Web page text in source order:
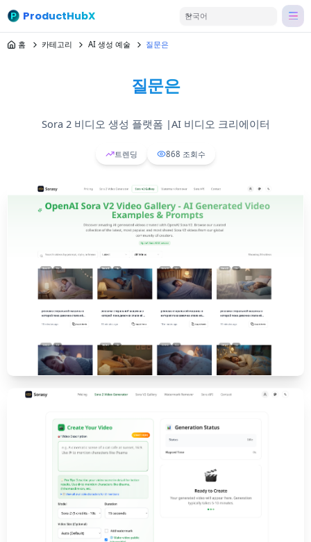
ProductHubX 한국어
홈 카테고리 AI 생성 예술 질문은
질문은
Sora 2 비디오 생성 플랫폼 |AI 비디오 크리에이터
트렌딩 868 조회수